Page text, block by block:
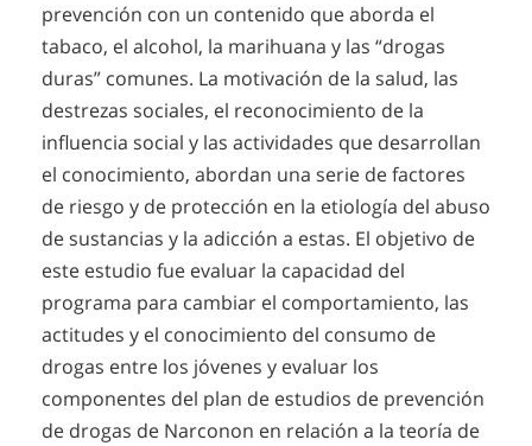
prevención con un contenido que aborda el
tabaco, el alcohol, la marihuana y las “drogas
duras” comunes. La motivación de la salud, las
destrezas sociales, el reconocimiento de la
influencia social y las actividades que desarrollan
el conocimiento, abordan una serie de factores
de riesgo y de protección en la etiología del abuso
de sustancias y la adicción a estas. El objetivo de
este estudio fue evaluar la capacidad del
programa para cambiar el comportamiento, las
actitudes y el conocimiento del consumo de
drogas entre los jóvenes y evaluar los
componentes del plan de estudios de prevención
de drogas de Narconon en relación a la teoría de